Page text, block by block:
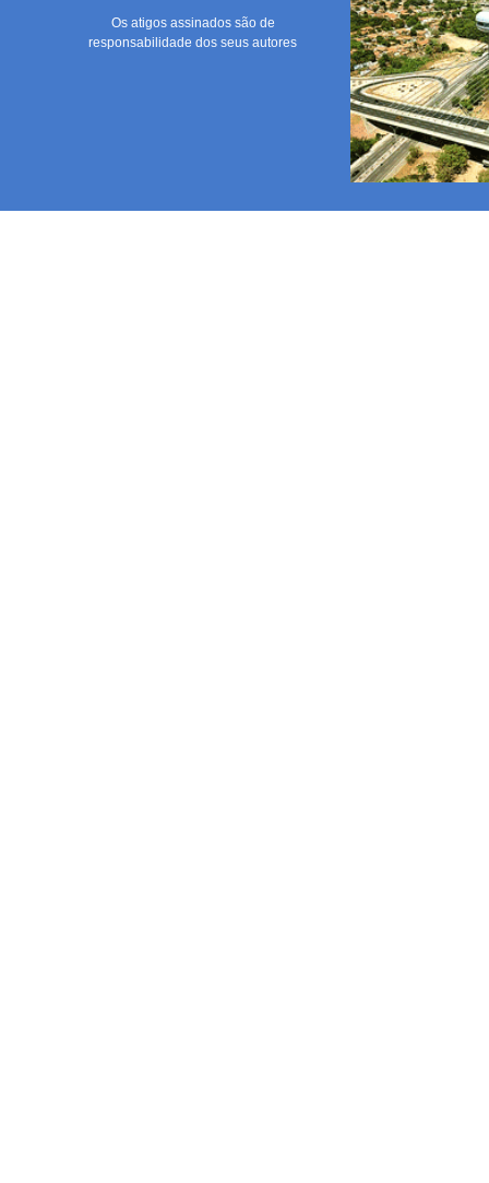
Os atigos assinados são de
responsabilidade dos seus autores